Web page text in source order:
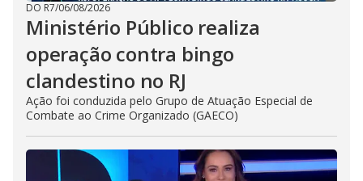
DO R7/06/08/2026
Ministério Público realiza
operação contra bingo
clandestino no RJ
Ação foi conduzida pelo Grupo de Atuação Especial de
Combate ao Crime Organizado (GAECO)